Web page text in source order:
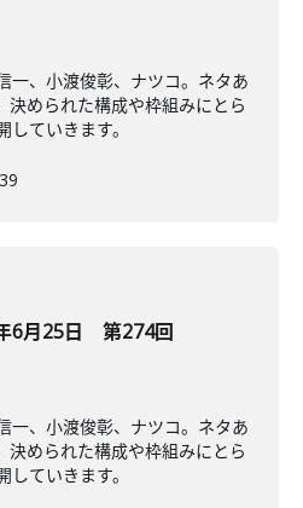
一、小渡俊彰、ナツコ。ネタあ
決められた構成や枠組みにとら
ていきます。
6月25日 第274回
一、小渡俊彰、ナツコ。ネタあ
決められた構成や枠組みにとら
ていきます。